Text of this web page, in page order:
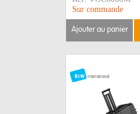
Sur commande
ajouter au panier